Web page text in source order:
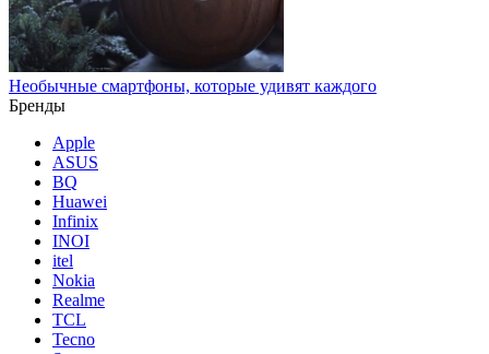
Необычные смартфоны, которые удивят каждого
Бренды
Apple
ASUS
BQ
Huawei
Infinix
INOI
itel
Nokia
Realme
TCL
Tecno